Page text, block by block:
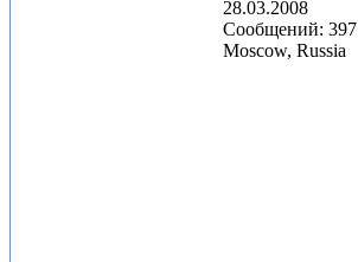
28.03.2008
Сообщений: 397
Moscow, Russia